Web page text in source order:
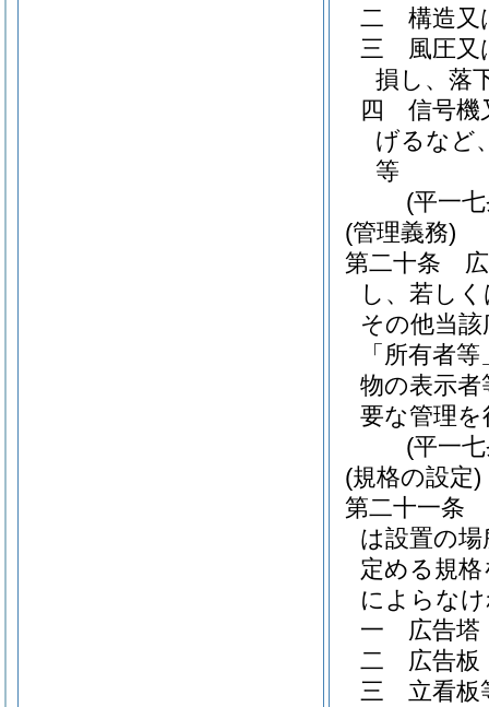
二
構造又
三
風圧
損し、落
四
信号機
げるなど
等
(平一
(管理義務)
第二十条
し、若し
その他当
「所有者
物の表示
要な管理
(平一
(規格の設定)
第二十一条
は設置の
定める規
によらな
一
広告塔
二
広告板
三
立看板